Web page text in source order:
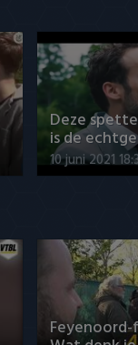
Deze
is de
10 juni 2021
Feyenoord-